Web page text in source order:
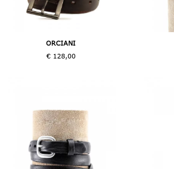
ORCIANI
€ 128,00